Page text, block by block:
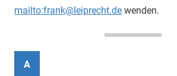
mailto:frank@leiprecht.de wenden.
A